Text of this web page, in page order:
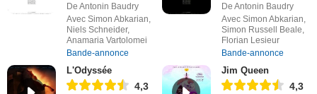
De Antonin Baudry
Avec Simon Abkarian,
Niels Schneider,
Anamaria Vartolomei
Bande-annonce
De Antonin Baudry
Avec Simon Abkarian,
Simon Russell Beale,
Florian Lesieur
Bande-annonce
L'Odyssée
4,3
Jim Queen
4,3